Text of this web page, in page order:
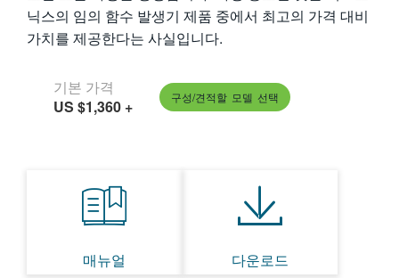
닉스의 임의 함수 발생기 제품 중에서 최고의 가격 대비
가치를 제공한다는 사실입니다.
기본 가격
US $1,360 + 구성/견적할 모델 선택
매뉴얼 다운로드